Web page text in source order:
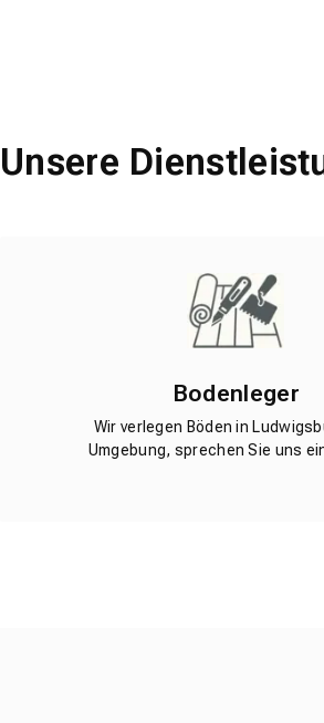
Unsere
Bodenleger
Wir verlegen Böden in
Umgebung, sprechen Sie uns